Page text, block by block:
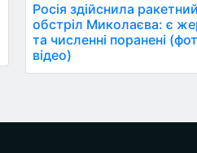
Росія здійснила ракетний
обстріл Миколаєва: є
та численні поранені
відео)